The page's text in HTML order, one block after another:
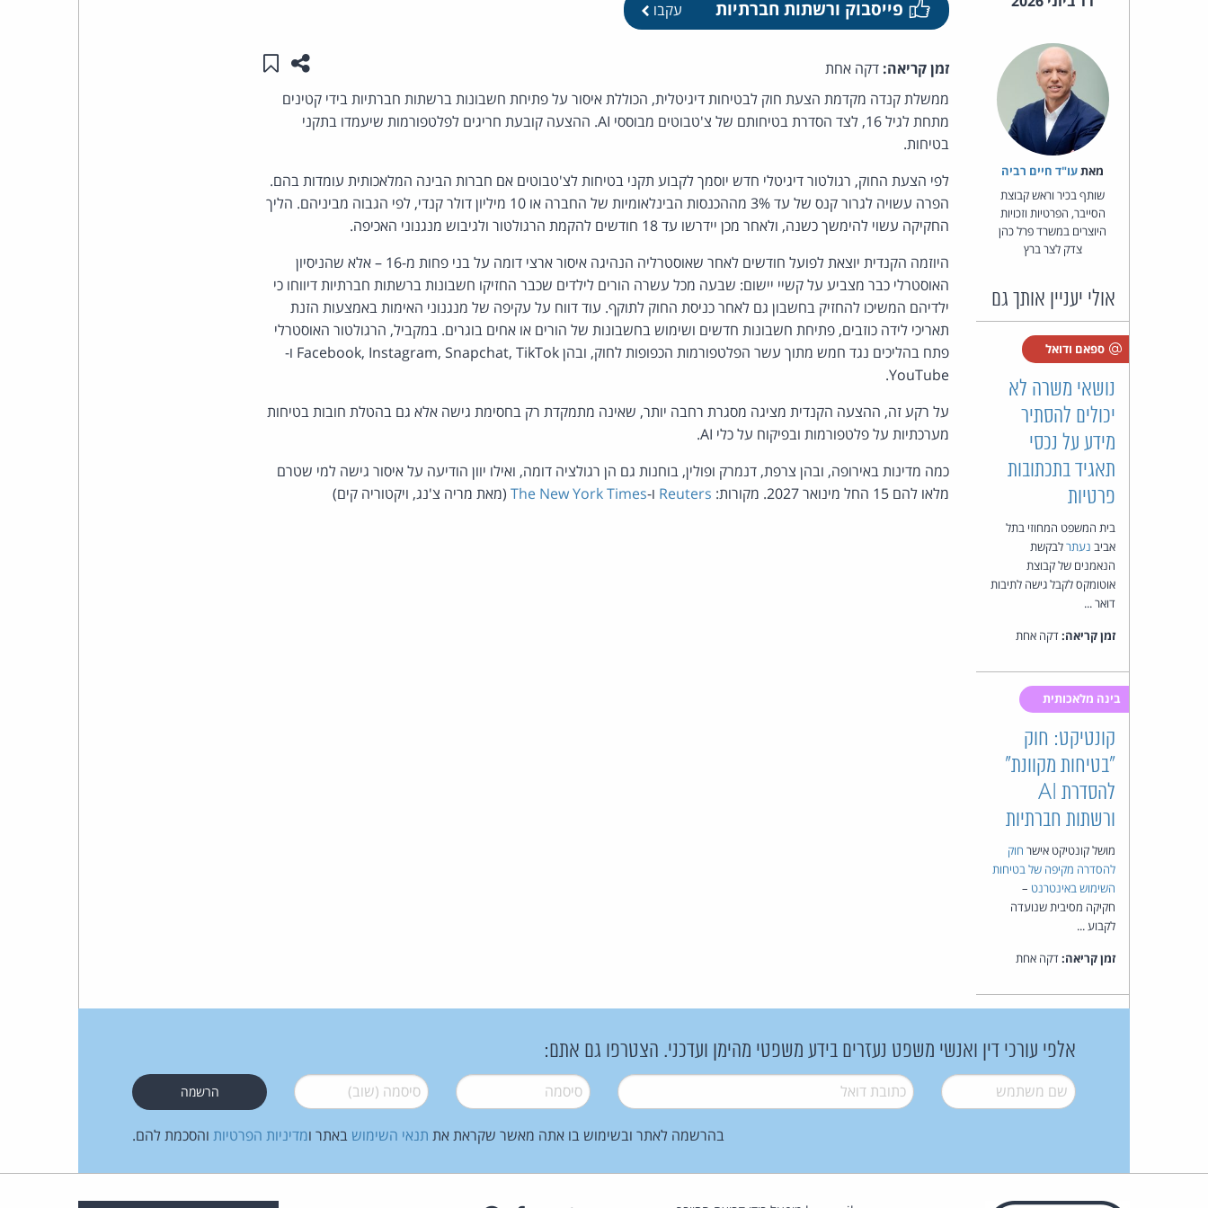
פייסבוק ורשתות חברתיות עקבו
מאת‏עו"ד חיים רביה
שותף בכיר וראש קבוצת
הסייבר, הפרטיות וזכויות
היוצרים במשרד פרל כהן
צדק לצר ברץ
אולי יעניין אותך גם
ספאם ודואל
נושאי משרה לא
יכולים להסתיר
מידע על נכסי
תאגיד בתכתובות
פרטיות
בית המשפט המחוזי בתל
אביב נעתרלבקשת
הנאמנים של קבוצת
אוטומקס לקבל גישה לתיבות
דואר ...
זמן קריאה:דקה אחת
בינה מלאכותית
קונטיקט: חוק
"בטיחות מקוונת"
להסדרת AI
ורשתות חברתיות
מושל קונטיקט אישר חוק
להסדרה מקיפה של בטיחות
השימוש באינטרנט –
חקיקה מסיבית שנועדה
לקבוע ...
זמן קריאה:דקה אחת
זמן קריאה: דקה אחת שתפו עמוד זה
שמור ב"תכנים שלי"
ממשלת קנדה מקדמת הצעת חוק לבטיחות דיגיטלית, הכוללת איסור על פתיחת חשבונות ברשתות חברתיות בידי קטינים
מתחת לגיל 16, לצד הסדרת בטיחותם של צ'טבוטים מבוססי AI. ההצעה קובעת חריגים לפלטפורמות שיעמדו בתקני
בטיחות.
לפי הצעת החוק, רגולטור דיגיטלי חדש יוסמך לקבוע תקני בטיחות לצ'טבוטים אם חברות הבינה המלאכותית עומדות בהם.
הפרה עשויה לגרור קנס של עד 3% מההכנסות הבינלאומיות של החברה או 10 מיליון דולר קנדי, לפי הגבוה מביניהם. הליך
החקיקה עשוי להימשך כשנה, ולאחר מכן יידרשו עד 18 חודשים להקמת הרגולטור ולגיבוש מנגנוני האכיפה.
היוזמה הקנדית יוצאת לפועל חודשים לאחר שאוסטרליה הנהיגה איסור ארצי דומה על בני פחות מ-16 – אלא שהניסיון
האוסטרלי כבר מצביע על קשיי יישום: שבעה מכל עשרה הורים לילדים שכבר החזיקו חשבונות ברשתות חברתיות דיווחו כי
ילדיהם המשיכו להחזיק בחשבון גם לאחר כניסת החוק לתוקף. עוד דווח על עקיפה של מנגנוני האימות באמצעות הזנת
תאריכי לידה כוזבים, פתיחת חשבונות חדשים ושימוש בחשבונות של הורים או אחים בוגרים. במקביל, הרגולטור האוסטרלי
פתח בהליכים נגד חמש מתוך עשר הפלטפורמות הכפופות לחוק, ובהן Facebook, Instagram, Snapchat, TikTok ו-
YouTube.
על רקע זה, ההצעה הקנדית מציגה מסגרת רחבה יותר, שאינה מתמקדת רק בחסימת גישה אלא גם בהטלת חובות בטיחות
מערכתיות על פלטפורמות ובפיקוח על כלי AI.
כמה מדינות באירופה, ובהן צרפת, דנמרק ופולין, בוחנות גם הן רגולציה דומה, ואילו יוון הודיעה על איסור גישה למי שטרם
מלאו להם 15 החל מינואר 2027. מקורות:
Reuters ו-The New York Times(מאת מריה צ'נג, ויקטוריה קים)
אלפי עורכי דין ואנשי משפט נעזרים בידע משפטי מהימן ועדכני. הצטרפו גם אתם:
שם משתמש* דואל* סיסמה* סיסמה (שוב)*
בהרשמה לאתר ובשימוש בו אתה מאשר שקראת את תנאי השימוש באתר ומדיניות הפרטיות והסכמת להם.